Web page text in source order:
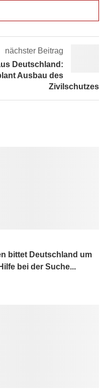
nächster Beitrag
Deutschland:
Ausbau des
Zivilschutzes
bittet Deutschland um
Hilfe bei der Suche...